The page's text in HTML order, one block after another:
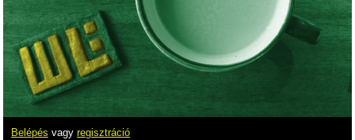
Belépés vagy regisztráció